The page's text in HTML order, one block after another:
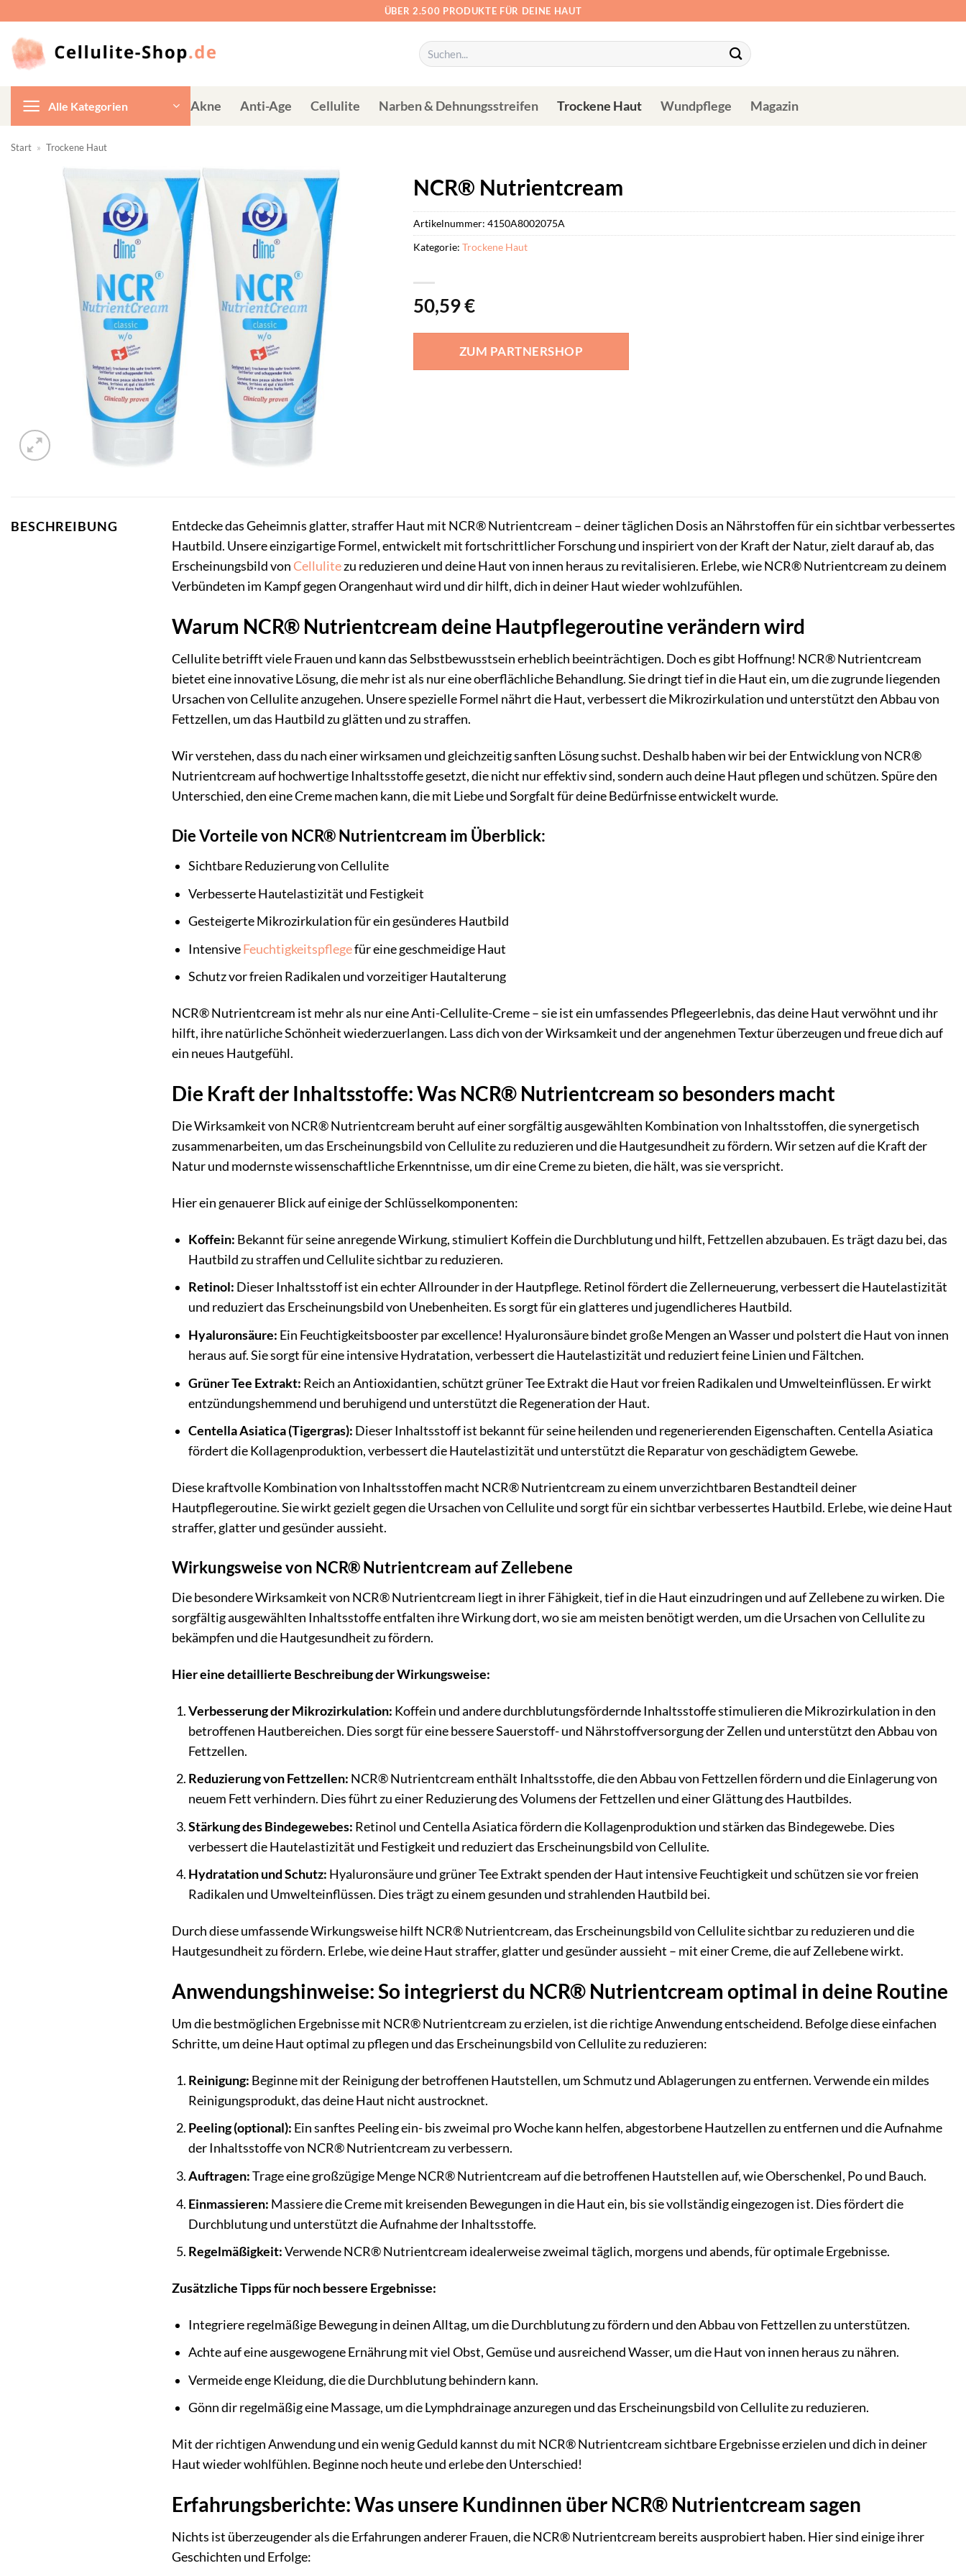
springen
ÜBER 2.500 PRODUKTE FÜR DEINE HAUT
Suchen
nach:
Alle Kategorien Akne Anti-Age Cellulite Narben & Dehnungsstreifen Trockene Haut Wundpflege Magazin
Start » Trockene Haut
NCR® Nutrientcream
50,59€
ZUM PARTNERSHOP
Artikelnummer: 4150A8002075A
Kategorie: Trockene Haut
BESCHREIBUNG
Entdecke das Geheimnis glatter, straffer Haut mit NCR® Nutrientcream – deiner täglichen Dosis an Nährstoffen für ein sichtbar verbessertes
Hautbild. Unsere einzigartige Formel, entwickelt mit fortschrittlicher Forschung und inspiriert von der Kraft der Natur, zielt darauf ab, das
Erscheinungsbild vonCellulitezu reduzieren und deine Haut von innen heraus zu revitalisieren. Erlebe, wie NCR® Nutrientcream zu deinem
Verbündeten im Kampf gegen Orangenhaut wird und dir hilft, dich in deiner Haut wieder wohlzufühlen.
Warum NCR® Nutrientcream deine Hautpflegeroutine verändern wird
Cellulite betrifft viele Frauen und kann das Selbstbewusstsein erheblich beeinträchtigen. Doch es gibt Hoffnung! NCR® Nutrientcream
bietet eine innovative Lösung, die mehr ist als nur eine oberflächliche Behandlung. Sie dringt tief in die Haut ein, um die zugrunde liegenden
Ursachen von Cellulite anzugehen. Unsere spezielle Formel nährt die Haut, verbessert die Mikrozirkulation und unterstützt den Abbau von
Fettzellen, um das Hautbild zu glätten und zu straffen.
Wir verstehen, dass du nach einer wirksamen und gleichzeitig sanften Lösung suchst. Deshalb haben wir bei der Entwicklung von NCR®
Nutrientcream auf hochwertige Inhaltsstoffe gesetzt, die nicht nur effektiv sind, sondern auch deine Haut pflegen und schützen. Spüre den
Unterschied, den eine Creme machen kann, die mit Liebe und Sorgfalt für deine Bedürfnisse entwickelt wurde.
Die Vorteile von NCR® Nutrientcream im Überblick:
Sichtbare Reduzierung von Cellulite
Verbesserte Hautelastizität und Festigkeit
Gesteigerte Mikrozirkulation für ein gesünderes Hautbild
IntensiveFeuchtigkeitspflegefür eine geschmeidige Haut
Schutz vor freien Radikalen und vorzeitiger Hautalterung
NCR® Nutrientcream ist mehr als nur eine Anti-Cellulite-Creme – sie ist ein umfassendes Pflegeerlebnis, das deine Haut verwöhnt und ihr
hilft, ihre natürliche Schönheit wiederzuerlangen. Lass dich von der Wirksamkeit und der angenehmen Textur überzeugen und freue dich auf
ein neues Hautgefühl.
Die Kraft der Inhaltsstoffe: Was NCR® Nutrientcream so besonders macht
Die Wirksamkeit von NCR® Nutrientcream beruht auf einer sorgfältig ausgewählten Kombination von Inhaltsstoffen, die synergetisch
zusammenarbeiten, um das Erscheinungsbild von Cellulite zu reduzieren und die Hautgesundheit zu fördern. Wir setzen auf die Kraft der
Natur und modernste wissenschaftliche Erkenntnisse, um dir eine Creme zu bieten, die hält, was sie verspricht.
Hier ein genauerer Blick auf einige der Schlüsselkomponenten:
Koffein: Bekannt für seine anregende Wirkung, stimuliert Koffein die Durchblutung und hilft, Fettzellen abzubauen. Es trägt dazu bei, das
Hautbild zu straffen und Cellulite sichtbar zu reduzieren.
Retinol: Dieser Inhaltsstoff ist ein echter Allrounder in der Hautpflege. Retinol fördert die Zellerneuerung, verbessert die Hautelastizität
und reduziert das Erscheinungsbild von Unebenheiten. Es sorgt für ein glatteres und jugendlicheres Hautbild.
Hyaluronsäure: Ein Feuchtigkeitsbooster par excellence! Hyaluronsäure bindet große Mengen an Wasser und polstert die Haut von innen
heraus auf. Sie sorgt für eine intensive Hydratation, verbessert die Hautelastizität und reduziert feine Linien und Fältchen.
Grüner Tee Extrakt: Reich an Antioxidantien, schützt grüner Tee Extrakt die Haut vor freien Radikalen und Umwelteinflüssen. Er wirkt
entzündungshemmend und beruhigend und unterstützt die Regeneration der Haut.
Centella Asiatica (Tigergras): Dieser Inhaltsstoff ist bekannt für seine heilenden und regenerierenden Eigenschaften. Centella Asiatica
fördert die Kollagenproduktion, verbessert die Hautelastizität und unterstützt die Reparatur von geschädigtem Gewebe.
Diese kraftvolle Kombination von Inhaltsstoffen macht NCR® Nutrientcream zu einem unverzichtbaren Bestandteil deiner
Hautpflegeroutine. Sie wirkt gezielt gegen die Ursachen von Cellulite und sorgt für ein sichtbar verbessertes Hautbild. Erlebe, wie deine Haut
straffer, glatter und gesünder aussieht.
Wirkungsweise von NCR® Nutrientcream auf Zellebene
Die besondere Wirksamkeit von NCR® Nutrientcream liegt in ihrer Fähigkeit, tief in die Haut einzudringen und auf Zellebene zu wirken. Die
sorgfältig ausgewählten Inhaltsstoffe entfalten ihre Wirkung dort, wo sie am meisten benötigt werden, um die Ursachen von Cellulite zu
bekämpfen und die Hautgesundheit zu fördern.
Hier eine detaillierte Beschreibung der Wirkungsweise:
Verbesserung der Mikrozirkulation: Koffein und andere durchblutungsfördernde Inhaltsstoffe stimulieren die Mikrozirkulation in den
betroffenen Hautbereichen. Dies sorgt für eine bessere Sauerstoff- und Nährstoffversorgung der Zellen und unterstützt den Abbau von
Fettzellen.
Reduzierung von Fettzellen: NCR® Nutrientcream enthält Inhaltsstoffe, die den Abbau von Fettzellen fördern und die Einlagerung von
neuem Fett verhindern. Dies führt zu einer Reduzierung des Volumens der Fettzellen und einer Glättung des Hautbildes.
Stärkung des Bindegewebes: Retinol und Centella Asiatica fördern die Kollagenproduktion und stärken das Bindegewebe. Dies
verbessert die Hautelastizität und Festigkeit und reduziert das Erscheinungsbild von Cellulite.
Hydratation und Schutz: Hyaluronsäure und grüner Tee Extrakt spenden der Haut intensive Feuchtigkeit und schützen sie vor freien
Radikalen und Umwelteinflüssen. Dies trägt zu einem gesunden und strahlenden Hautbild bei.
Durch diese umfassende Wirkungsweise hilft NCR® Nutrientcream, das Erscheinungsbild von Cellulite sichtbar zu reduzieren und die
Hautgesundheit zu fördern. Erlebe, wie deine Haut straffer, glatter und gesünder aussieht – mit einer Creme, die auf Zellebene wirkt.
Anwendungshinweise: So integrierst du NCR® Nutrientcream optimal in deine Routine
Um die bestmöglichen Ergebnisse mit NCR® Nutrientcream zu erzielen, ist die richtige Anwendung entscheidend. Befolge diese einfachen
Schritte, um deine Haut optimal zu pflegen und das Erscheinungsbild von Cellulite zu reduzieren:
Reinigung: Beginne mit der Reinigung der betroffenen Hautstellen, um Schmutz und Ablagerungen zu entfernen. Verwende ein mildes
Reinigungsprodukt, das deine Haut nicht austrocknet.
Peeling (optional): Ein sanftes Peeling ein- bis zweimal pro Woche kann helfen, abgestorbene Hautzellen zu entfernen und die Aufnahme
der Inhaltsstoffe von NCR® Nutrientcream zu verbessern.
Auftragen:Trage eine großzügige Menge NCR® Nutrientcream auf die betroffenen Hautstellen auf, wie Oberschenkel, Po und Bauch.
Einmassieren: Massiere die Creme mit kreisenden Bewegungen in die Haut ein, bis sie vollständig eingezogen ist. Dies fördert die
Durchblutung und unterstützt die Aufnahme der Inhaltsstoffe.
Regelmäßigkeit:Verwende NCR® Nutrientcream idealerweise zweimal täglich, morgens und abends, für optimale Ergebnisse.
Zusätzliche Tipps für noch bessere Ergebnisse:
Integriere regelmäßige Bewegung in deinen Alltag, um die Durchblutung zu fördern und den Abbau von Fettzellen zu unterstützen.
Achte auf eine ausgewogene Ernährung mit viel Obst, Gemüse und ausreichend Wasser, um die Haut von innen heraus zu nähren.
Vermeide enge Kleidung, die die Durchblutung behindern kann.
Gönn dir regelmäßig eine Massage, um die Lymphdrainage anzuregen und das Erscheinungsbild von Cellulite zu reduzieren.
Mit der richtigen Anwendung und ein wenig Geduld kannst du mit NCR® Nutrientcream sichtbare Ergebnisse erzielen und dich in deiner
Haut wieder wohlfühlen. Beginne noch heute und erlebe den Unterschied!
Erfahrungsberichte: Was unsere Kundinnen über NCR® Nutrientcream sagen
Nichts ist überzeugender als die Erfahrungen anderer Frauen, die NCR® Nutrientcream bereits ausprobiert haben. Hier sind einige ihrer
Geschichten und Erfolge: